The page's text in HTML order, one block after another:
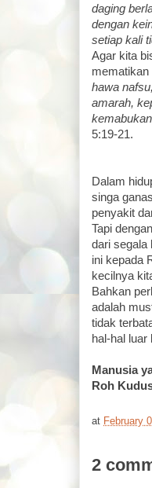
daging
dengan
setiap kali
Agar kita
mematikan
hawa
amarah,
5:19-21.
Dalam
singa
penyakit
Tapi
dari segala
ini kepada
kecilnya
Bahkan
adalah
tidak
hal-hal
Manusia
Roh
at February
2